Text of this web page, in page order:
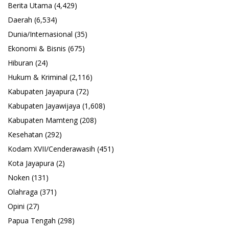
Berita Utama (4,429)
Daerah (6,534)
Dunia/Internasional (35)
Ekonomi & Bisnis (675)
Hiburan (24)
Hukum & Kriminal (2,116)
Kabupaten Jayapura (72)
Kabupaten Jayawijaya (1,608)
Kabupaten Mamteng(208)
Kesehatan (292)
Kodam XVII/Cenderawasih (451)
Kota Jayapura (2)
Noken (131)
Olahraga (371)
Opini (27)
Papua Tengah (298)